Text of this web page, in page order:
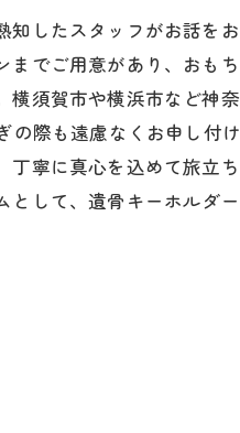
知したスタッフがお話をお
までご用意があり、おもち
横須賀市や横浜市など神奈
の際も遠慮なくお申し付け
丁寧に真心を込めて旅立ち
として、遺骨キーホルダー